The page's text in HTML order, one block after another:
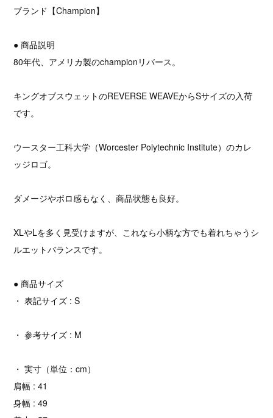
ブランド【Champion】
● 商品説明
80年代、アメリカ製のchampionリバース。
キングオブスウェットのREVERSE WEAVEからSサイズの入荷
です。
ウースター工科大学（Worcester Polytechnic Institute）のカレ
ッジロゴ。
ダメージやボロ感もなく、商品状態も良好。
XLやLを多く見受けますが、これなら小柄な方でも着れちゃうシ
ルエットバランスです。
● 商品サイズ
・ 表記サイズ : S
・ 参考サイズ : M
・ 実寸（単位：cm）
肩幅 : 41
身幅 : 49